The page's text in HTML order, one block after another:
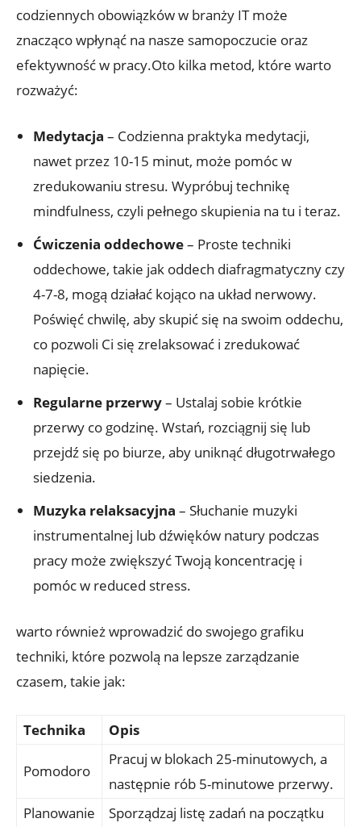
codziennych obowiązków w branży IT może
znacząco wpłynąć na nasze samopoczucie oraz
efektywność w pracy.Oto kilka metod, które warto
rozważyć:
Medytacja – Codzienna praktyka medytacji,
nawet przez 10-15 minut, może pomóc w
zredukowaniu stresu. Wypróbuj technikę
mindfulness, czyli pełnego skupienia na tu i teraz.
Ćwiczenia oddechowe– Proste techniki
oddechowe, takie jak oddech diafragmatyczny czy
4-7-8, mogą działać kojąco na układ nerwowy.
Poświęć chwilę, aby skupić się na swoim oddechu,
co pozwoli Ci się zrelaksować i zredukować
napięcie.
Regularne przerwy– Ustalaj sobie krótkie
przerwy co godzinę. Wstań, rozciągnij się lub
przejdź się po biurze, aby uniknąć długotrwałego
siedzenia.
Muzyka relaksacyjna – Słuchanie muzyki
instrumentalnej lub dźwięków natury podczas
pracy może zwiększyć Twoją koncentrację i
pomóc w reduced stress.
warto również wprowadzić do swojego grafiku
techniki, które pozwolą na lepsze zarządzanie
czasem, takie jak:
Technika Opis
Pomodoro
Pracuj w blokach 25-minutowych, a
następnie rób 5-minutowe przerwy.
Planowanie
Sporządzaj listę zadań na początku